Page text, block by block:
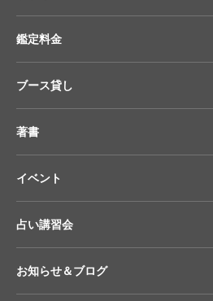
鑑定料金
ブース貸し
著書
イベント
占い講習会
お知らせ＆ブログ